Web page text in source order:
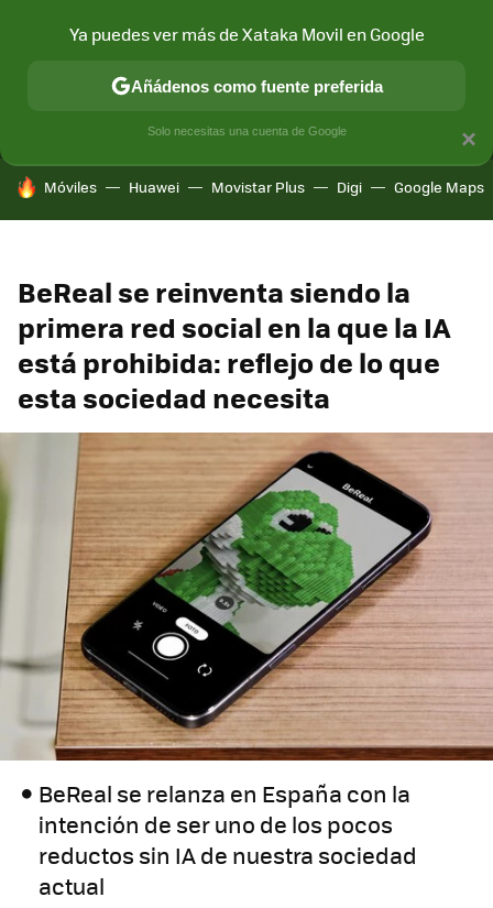
MÓVIL Y SOCIEDAD APLICACIONES
HOY SE HABLA DE
Móviles Huawei Movistar Plus Digi Google Maps
BeReal se reinventa siendo la
primera red social en la que la IA
está prohibida: reflejo de lo que
esta sociedad necesita
BeReal se relanza en España con la
intención de ser uno de los pocos
reductos sin IA de nuestra sociedad
actual
×
Ya puedes ver más de Xataka Movil en Google
Añádenos como fuente preferida
Solo necesitas una cuenta de Google